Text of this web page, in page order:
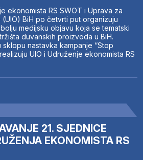
ekonomista RS SWOT i Uprava za
BiH po četvrti put organizuju
medijsku objavu koja se tematski
duvanskih proizvoda u BiH.
nastavka kampanje “Stop
UIO i Udruženje ekonomista RS
21. SJEDNICE
EKONOMISTA RS